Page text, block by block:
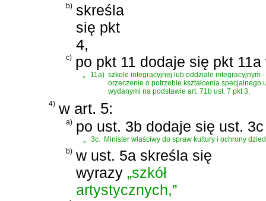
b) skreśla
się pkt
4,
c) po pkt 11 dodaje się pkt
„ 11a) szkole integracyjnej lub oddziale integracyjnym
orzeczenie o potrzebie kształcenia
wydanymi na podstawie art. 71b ust. 7 pkt 3,
4) w art. 5:
a) po ust. 3b dodaje się ust.
„ 3c. Minister właściwy do spraw kultury i ochrony
b) w ust. 5a skreśla się
wyrazy „szkół
artystycznych,”